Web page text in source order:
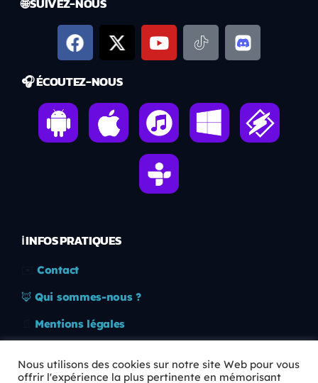
🌐 SUIVEZ-NOUS
🎧 ÉCOUTEZ-NOUS
ℹ️ INFOS PRATIQUES
Contact
🦊 Qui sommes-nous ?
Mentions légales
🛡️ RGPD
Nous utilisons des cookies sur notre site Web pour vous
offrir l'expérience la plus pertinente en mémorisant